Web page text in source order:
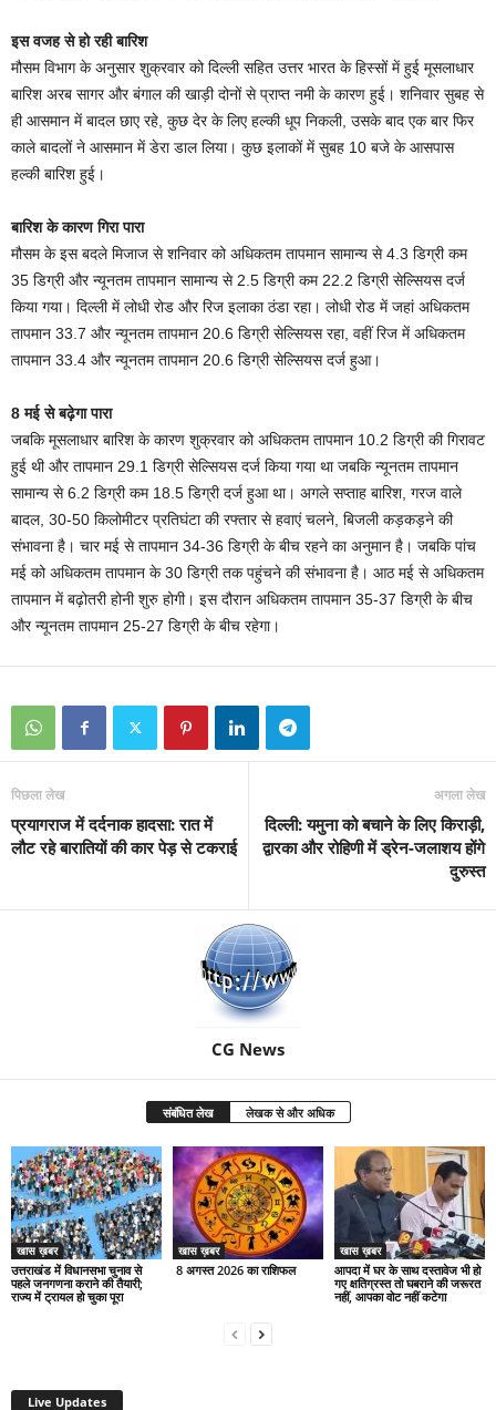
इस वजह से हो रही बारिश
मौसम विभाग के अनुसार शुक्रवार को दिल्ली सहित उत्तर भारत के हिस्सों में हुई मूसलाधार
बारिश अरब सागर और बंगाल की खाड़ी दोनों से प्राप्त नमी के कारण हुई। शनिवार सुबह से
ही आसमान में बादल छाए रहे, कुछ देर के लिए हल्की धूप निकली, उसके बाद एक बार फिर
काले बादलों ने आसमान में डेरा डाल लिया। कुछ इलाकों में सुबह 10 बजे के आसपास
हल्की बारिश हुई।
बारिश के कारण गिरा पारा
मौसम के इस बदले मिजाज से शनिवार को अधिकतम तापमान सामान्य से 4.3 डिग्री कम
35 डिग्री और न्यूनतम तापमान सामान्य से 2.5 डिग्री कम 22.2 डिग्री सेल्सियस दर्ज
किया गया। दिल्ली में लोधी रोड और रिज इलाका ठंडा रहा। लोधी रोड में जहां अधिकतम
तापमान 33.7 और न्यूनतम तापमान 20.6 डिग्री सेल्सियस रहा, वहीं रिज में अधिकतम
तापमान 33.4 और न्यूनतम तापमान 20.6 डिग्री सेल्सियस दर्ज हुआ।
8 मई से बढ़ेगा पारा
जबकि मूसलाधार बारिश के कारण शुक्रवार को अधिकतम तापमान 10.2 डिग्री की गिरावट
हुई थी और तापमान 29.1 डिग्री सेल्सियस दर्ज किया गया था जबकि न्यूनतम तापमान
सामान्य से 6.2 डिग्री कम 18.5 डिग्री दर्ज हुआ था। अगले सप्ताह बारिश, गरज वाले
बादल, 30-50 किलोमीटर प्रतिघंटा की रफ्तार से हवाएं चलने, बिजली कड़कड़ने की
संभावना है। चार मई से तापमान 34-36 डिग्री के बीच रहने का अनुमान है। जबकि पांच
मई को अधिकतम तापमान के 30 डिग्री तक पहुंचने की संभावना है। आठ मई से अधिकतम
तापमान में बढ़ोतरी होनी शुरु होगी। इस दौरान अधिकतम तापमान 35-37 डिग्री के बीच
और न्यूनतम तापमान 25-27 डिग्री के बीच रहेगा।
पिछला लेख
प्रयागराज में दर्दनाक हादसा: रात में
लौट रहे बारातियों की कार पेड़ से टकराई
अगला लेख
दिल्ली: यमुना को बचाने के लिए किराड़ी,
द्वारका और रोहिणी में ड्रेन-जलाशय होंगे
दुरुस्त
CG News
संबंधित लेख लेखक से और अधिक
खास ख़बर
उत्तराखंड में विधानसभा चुनाव से
पहले जनगणना कराने की तैयारी;
राज्य में ट्रायल हो चुका पूरा
खास ख़बर
8 अगस्त 2026 का राशिफल
खास ख़बर
आपदा में घर के साथ दस्तावेज भी हो
गए क्षतिग्रस्त तो घबराने की जरूरत
नहीं, आपका वोट नहीं कटेगा
Live Updates